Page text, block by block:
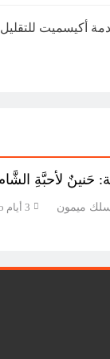
أكيسميت
حَنينٌ لأحبَّةِ
ميمون 3 أيام ago